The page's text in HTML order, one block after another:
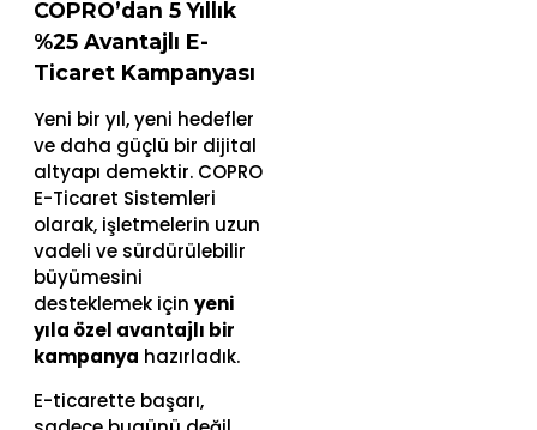
COPRO’dan 5 Yıllık
%25 Avantajlı E-
Ticaret Kampanyası
Yeni bir yıl, yeni hedefler
ve daha güçlü bir dijital
altyapı demektir. COPRO
E-Ticaret Sistemleri
olarak, işletmelerin uzun
vadeli ve sürdürülebilir
büyümesini
desteklemek için yeni
yıla özel avantajlı bir
kampanya hazırladık.
E-ticarette başarı,